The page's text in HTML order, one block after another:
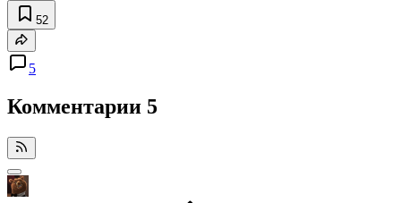
52
5
Комментарии 5